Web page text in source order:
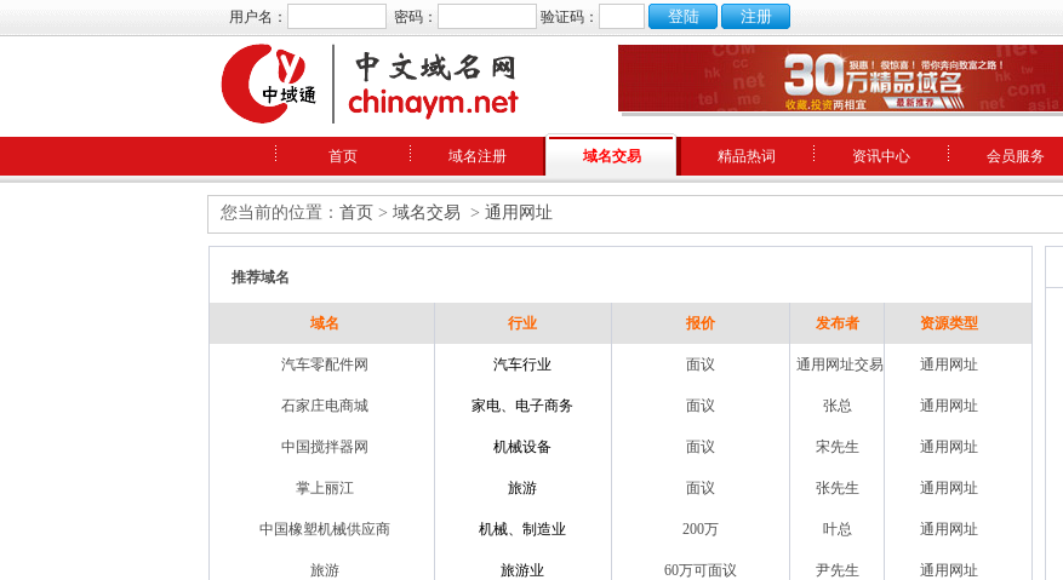
用户名： 密码： 验证码：
首页 域名注册 域名交易 精品热词 资讯中心 会员服务
您当前的位置： 首页 > 域名交易 > 通用网址
推荐域名
域名 行业 报价 发布者 资源类型
汽车零配件网 汽车行业 面议 通用网址交易中心 通用网址
石家庄电商城 家电、电子商务 面议 张总 通用网址
中国搅拌器网 机械设备 面议 宋先生 通用网址
掌上丽江 旅游 面议 张先生 通用网址
中国橡塑机械供应商 机械、制造业 200万 叶总 通用网址
旅游 旅游业 60万可面议 尹先生 通用网址